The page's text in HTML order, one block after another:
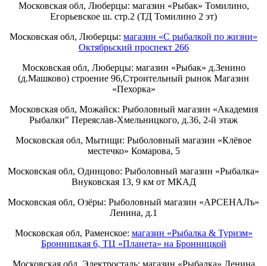
Московская обл, Люберцы: магазин «Рыбак» Томилино,
Егорьевское ш. стр.2 (ТД Томилино 2 эт)
Московская обл, Люберцы: магазин «С рыбалкой по жизни»
Октябрьский проспект 266
Московская обл, Люберцы: магазин «Рыбак» д.Зенино
(д.Машково) строение 96,Строительный рынок Магазин
«Пехорка»
Московская обл, Можайск: Рыболовный магазин «Академия
Рыбалки" Переяслав-Хмельницкого, д.36, 2-й этаж
Московская обл, Мытищи: Рыболовный магазин «Клёвое
местечко» Комарова, 5
Московская обл, Одинцово: Рыболовный магазин «Рыбалка»
Внуковская 13, 9 км от МКАД
Московская обл, Озёры: Рыболовный магазин «АРСЕНАЛъ»
Ленина, д.1
Московская обл, Раменское: магазин «Рыбалка & Туризм»
Бронницкая 6, ТЦ «Планета» на Бронницкой
Московская обл, Электросталь: магазин «Рыбалка» Ленина